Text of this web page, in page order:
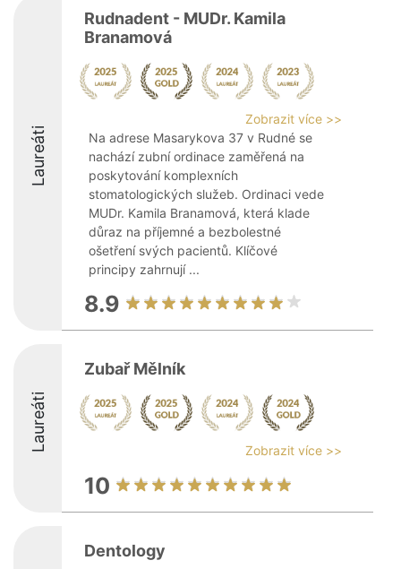
Laureáti
Rudnadent - MUDr. Kamila
Branamová
Zobrazit více >>
Na adrese Masarykova 37 v Rudné se
nachází zubní ordinace zaměřená na
poskytování komplexních
stomatologických služeb. Ordinaci vede
MUDr. Kamila Branamová, která klade
důraz na příjemné a bezbolestné
ošetření svých pacientů. Klíčové
principy zahrnují ...
8.9
Laureáti
Zubař Mělník
Zobrazit více >>
10
Dentology